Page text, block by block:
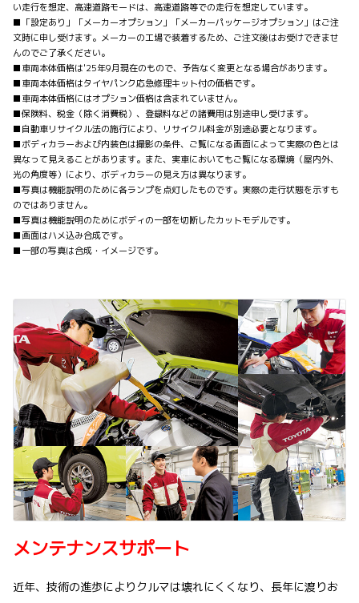
い走行を想定、高速道路モードは、高速道路等での走行を想定しています。
■「設定あり」「メーカーオプション」「メーカーパッケージオプション」はご注
文時に申し受けます。メーカーの工場で装着するため、ご注文後はお受けできませ
んのでご了承ください。
■車両本体価格は'25年9月現在のもので、予告なく変更となる場合があります。
■車両本体価格はタイヤパンク応急修理キット付の価格です。
■車両本体価格にはオプション価格は含まれていません。
■保険料、税金（除く消費税）、登録料などの諸費用は別途申し受けます。
■自動車リサイクル法の施行により、リサイクル料金が別途必要となります。
■ボディカラーおよび内装色は撮影の条件、ご覧になる画面によって実際の色とは
異なって見えることがあります。また、実車においてもご覧になる環境（屋内外、
光の角度等）により、ボディカラーの見え方は異なります。
■写真は機能説明のために各ランプを点灯したものです。実際の走行状態を示すも
のではありません。
■写真は機能説明のためにボディの一部を切断したカットモデルです。
■画面はハメ込み合成です。
■一部の写真は合成・イメージです。
メンテナンスサポート
近年、技術の進歩によりクルマは壊れにくくなり、長年に渡りお